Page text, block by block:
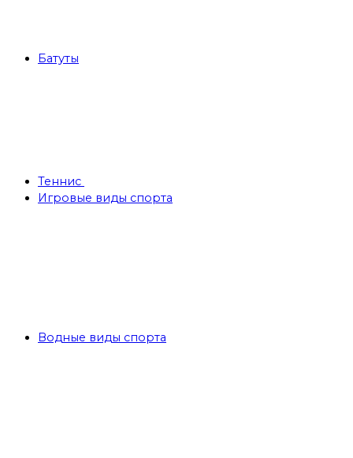
Батуты
Теннис
Игровые виды спорта
Водные виды спорта